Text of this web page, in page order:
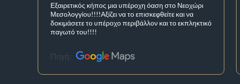
Εξαιρετικός κήπος μια υπέροχη όαση στο Νεοχώρι
Μεσολογγίου!!!!Αξίζει να το επισκεφθείτε και να
δοκιμάσετε το υπέροχο περιβάλλον και το εκπληκτικό
παγωτό του!!!!
Πηγή: